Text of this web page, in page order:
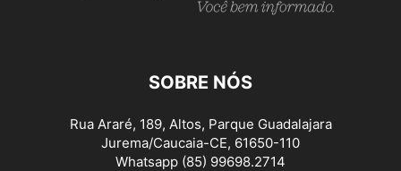
SOBRE NÓS
Rua Araré, 189, Altos, Parque Guadalajara
Jurema/Caucaia-CE, 61650-110
Whatsapp (85) 99698.2714